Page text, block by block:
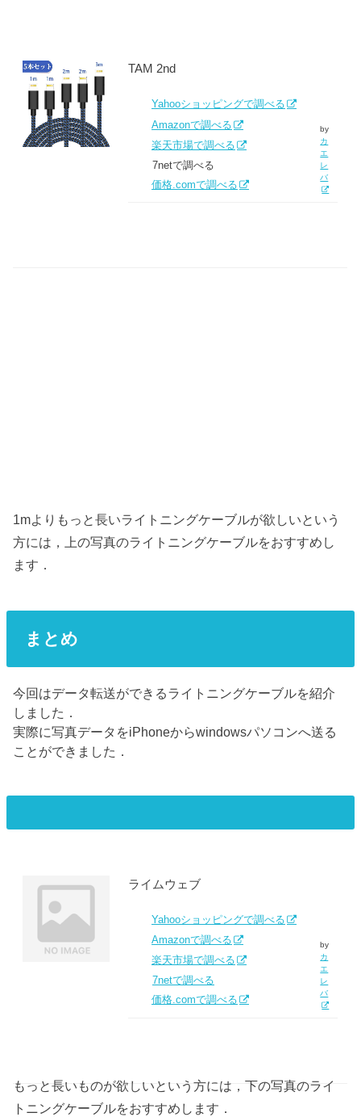
TAM 2nd
Yahooショッピングで調べる
Amazonで調べる
楽天市場で調べる
7netで調べる
価格.comで調べる
by
カ
エ
レ
バ
1mよりもっと長いライトニングケーブルが欲しいという
方には，上の写真のライトニングケーブルをおすすめし
ます．
まとめ
今回はデータ転送ができるライトニングケーブルを紹介
しました．
実際に写真データをiPhoneからwindowsパソコンへ送る
ことができました．
ライムウェブ
Yahooショッピングで調べる
Amazonで調べる
楽天市場で調べる
7netで調べる
価格.comで調べる
by
カ
エ
レ
バ
もっと長いものが欲しいという方には，下の写真のライ
トニングケーブルをおすすめします．